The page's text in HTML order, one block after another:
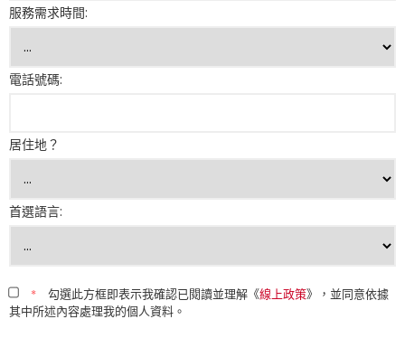
服務需求時間:
電話號碼:
居住地？
首選語言:
* 勾選此方框即表示我確認已閱讀並理解《線上政策》，並同意依據
其中所述內容處理我的個人資料。